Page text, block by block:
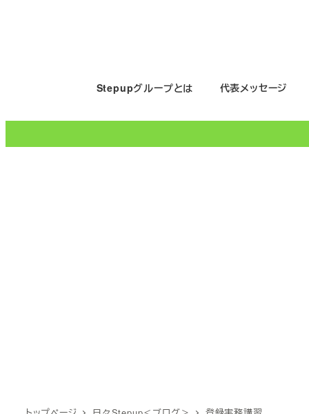
ツ
Stepupグループとは 代表メッセージ